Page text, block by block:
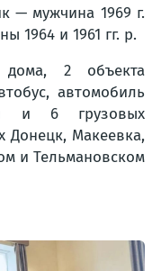
— мужчина 1969 г.
1964 и 1961 гг. р.
2 объекта
автомобиль
и 6 грузовых
Донецк, Макеевка,
и Тельмановском